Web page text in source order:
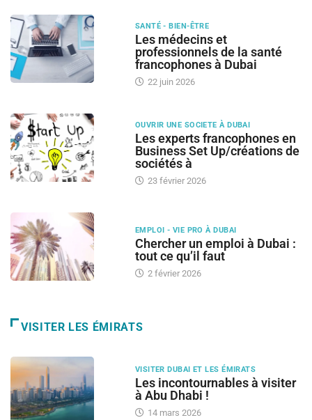
SANTÉ - BIEN-ÊTRE
Les médecins et
professionnels de la santé
francophones à Dubai
22 juin 2026
OUVRIR UNE SOCIETE À DUBAI
Les experts francophones en
Business Set Up/créations de
sociétés à
23 février 2026
EMPLOI - VIE PRO À DUBAI
Chercher un emploi à Dubai :
tout ce qu’il faut
2 février 2026
VISITER LES ÉMIRATS
VISITER DUBAI ET LES ÉMIRATS
Les incontournables à visiter
à Abu Dhabi !
14 mars 2026